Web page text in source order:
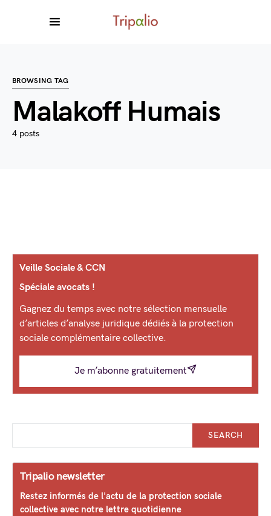
BROWSING TAG
Malakoff Humais
4 posts
Veille Sociale & CCN
Spéciale avocats !
Gagnez du temps avec notre sélection mensuelle
d’articles d’analyse juridique dédiés à la protection
sociale complémentaire collective.
Je m’abonne gratuitement
SEARCH
Tripalio newsletter
Restez informés de l'actu de la protection sociale
collective avec notre lettre quotidienne